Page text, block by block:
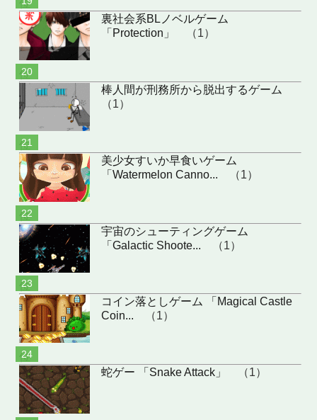
位
裏社会系BLノベルゲーム
「Protection」
（1）
位
棒人間が刑務所から脱出するゲーム
（1）
位
美少女すいか早食いゲーム
「Watermelon Canno... （1）
位
宇宙のシューティングゲーム
「Galactic Shoote... （1）
位
コイン落としゲーム 「Magical Castle
Coin... （1）
位
蛇ゲー 「Snake Attack」
（1）